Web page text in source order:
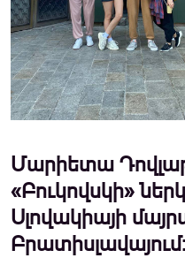
Մարիետա
«Բուկովսկի»
Սլովակիայի
Բրատիսլավայում: